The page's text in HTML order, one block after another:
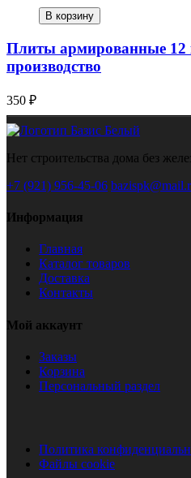
В корзину
Плиты армированные 12
производство
350 ₽
Нет строительства дома без
+7 (921) 956-45-06
Информация
Главная
Каталог товаров
Доставка
Контакты
Мой аккаунт
Заказы
Корзина
Персональный раздел
Политика
Файлы cookie